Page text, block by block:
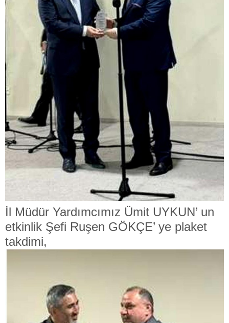
İl Müdür Yardımcımız Ümit UYKUN’ un
etkinlik Şefi Ruşen GÖKÇE’ ye plaket
takdimi,